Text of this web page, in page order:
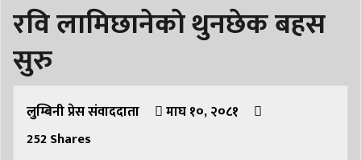
# मृत्यु # सडक दुर्घटना # आधुनिक समाज डेन्टल # लुम्बिनी # वर्षा # समृद्धि
# समृद्धि एकेडेमी
# रुपन्देही # रुपन्देही २ # नेकपा # रुपन्देही १ # चुन्न पौडेल
# सिद्धबाबा # बुटवल उपमहानगरपालिका
रवि लामिछानेकाे थुनछेक बहस
सुरु
लुम्बिनी प्रेस संवाददाता
माघ १०, २०८१
252Shares